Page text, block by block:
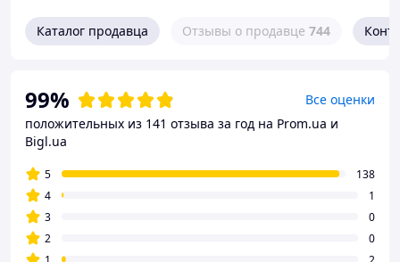
Каталог продавца Отзывы о продавце 744
99%
Все оценки
положительных из 141 отзыва за год на Prom.ua и
Bigl.ua
5
138
4
1
3
0
2
0